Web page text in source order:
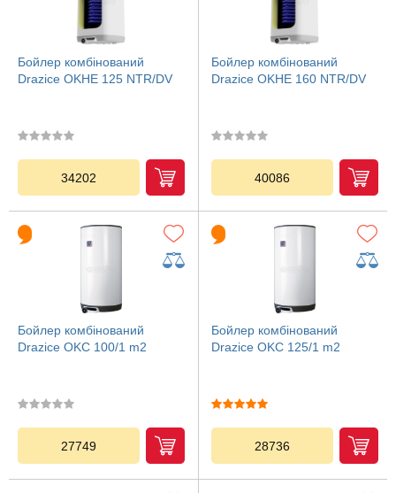
Бойлер комбінований
Drazice OKHE 125 NTR/DV
34202
Бойлер комбінований
Drazice OKHE 160 NTR/DV
40086
Бойлер комбінований
Drazice OKC 100/1 m2
27749
Бойлер комбінований
Drazice OKC 125/1 m2
28736